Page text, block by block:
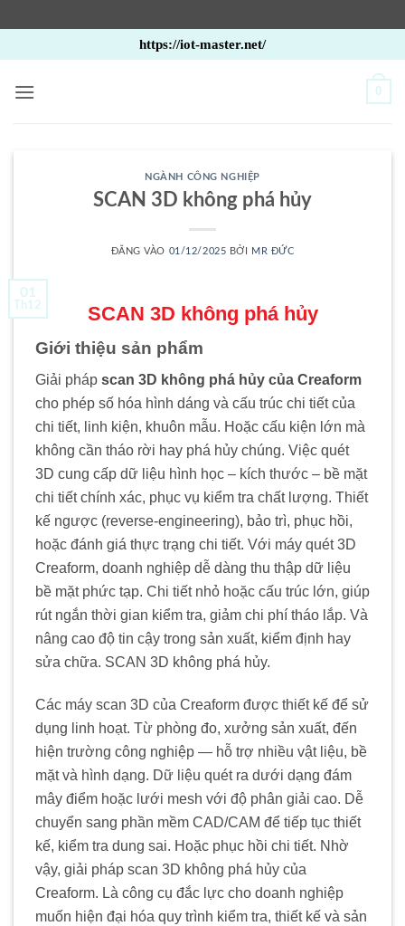
qua
nội
https://iot-master.net/
0
NGÀNH CÔNG NGHIỆP
SCAN 3D không phá hủy
ĐĂNG VÀO 01/12/2025 BỞI MR ĐỨC
01
Th12 SCAN 3D không phá hủy
Giới thiệu sản phẩm
Giải pháp scan 3D không phá hủy của Creaform
cho phép số hóa hình dáng và cấu trúc chi tiết của
chi tiết, linh kiện, khuôn mẫu. Hoặc cấu kiện lớn mà
không cần tháo rời hay phá hủy chúng. Việc quét
3D cung cấp dữ liệu hình học – kích thước – bề mặt
chi tiết chính xác, phục vụ kiểm tra chất lượng. Thiết
kế ngược (reverse-engineering), bảo trì, phục hồi,
hoặc đánh giá thực trạng chi tiết. Với máy quét 3D
Creaform, doanh nghiệp dễ dàng thu thập dữ liệu
bề mặt phức tạp. Chi tiết nhỏ hoặc cấu trúc lớn, giúp
rút ngắn thời gian kiểm tra, giảm chi phí tháo lắp. Và
nâng cao độ tin cậy trong sản xuất, kiểm định hay
sửa chữa. SCAN 3D không phá hủy.
Các máy scan 3D của Creaform được thiết kế để sử
dụng linh hoạt. Từ phòng đo, xưởng sản xuất, đến
hiện trường công nghiệp — hỗ trợ nhiều vật liệu, bề
mặt và hình dạng. Dữ liệu quét ra dưới dạng đám
mây điểm hoặc lưới mesh với độ phân giải cao. Dễ
chuyển sang phần mềm CAD/CAM để tiếp tục thiết
kế, kiểm tra dung sai. Hoặc phục hồi chi tiết. Nhờ
vậy, giải pháp scan 3D không phá hủy của
Creaform. Là công cụ đắc lực cho doanh nghiệp
muốn hiện đại hóa quy trình kiểm tra, thiết kế và sản